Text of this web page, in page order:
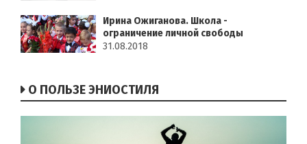
Ирина Ожиганова. Школа -
ограничение личной свободы
31.08.2018
О ПОЛЬЗЕ ЭНИОСТИЛЯ